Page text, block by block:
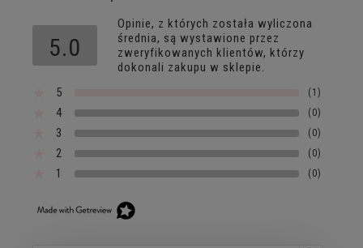
5.0
Opinie, z których została wyliczona
średnia, są wystawione przez
zweryfikowanych klientów, którzy
dokonali zakupu w sklepie.
5
(1)
4 (0)
3 (0)
2 (0)
1 (0)